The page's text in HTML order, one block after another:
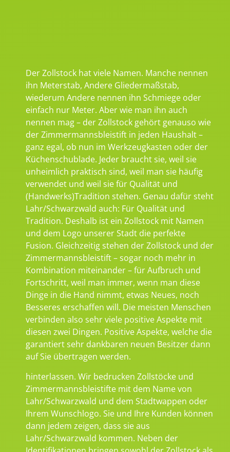
Der Zollstock hat viele Namen. Manche nennen
ihn Meterstab, Andere Gliedermaßstab,
wiederum Andere nennen ihn Schmiege oder
einfach nur Meter. Aber wie man ihn auch
nennen mag – der Zollstock gehört genauso wie
der Zimmermannsbleistift in jeden Haushalt –
ganz egal, ob nun im Werkzeugkasten oder der
Küchenschublade. Jeder braucht sie, weil sie
unheimlich praktisch sind, weil man sie häufig
verwendet und weil sie für Qualität und
(Handwerks)Tradition stehen. Genau dafür steht
Lahr/Schwarzwald auch: Für Qualität und
Tradition. Deshalb ist ein Zollstock mit Namen
und dem Logo unserer Stadt die perfekte
Fusion. Gleichzeitig stehen der Zollstock und der
Zimmermannsbleistift – sogar noch mehr in
Kombination miteinander – für Aufbruch und
Fortschritt, weil man immer, wenn man diese
Dinge in die Hand nimmt, etwas Neues, noch
Besseres erschaffen will. Die meisten Menschen
verbinden also sehr viele positive Aspekte mit
diesen zwei Dingen. Positive Aspekte, welche die
garantiert sehr dankbaren neuen Besitzer dann
auf Sie übertragen werden.
hinterlassen. Wir bedrucken Zollstöcke und
Zimmermannsbleistifte mit dem Name von
Lahr/Schwarzwald und dem Stadtwappen oder
Ihrem Wunschlogo. Sie und Ihre Kunden können
dann jedem zeigen, dass sie aus
Lahr/Schwarzwald kommen. Neben der